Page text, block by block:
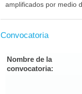
amplificados por medio
Convocatoria
Nombre de la
convocatoria: